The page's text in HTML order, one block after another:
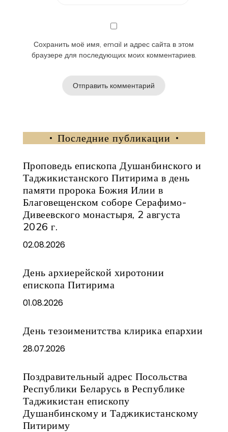
Сохранить моё имя, email и адрес сайта в этом
браузере для последующих моих комментариев.
Последние публикации
Проповедь епископа Душанбинского и
Таджикистанского Питирима в день
памяти пророка Божия Илии в
Благовещенском соборе Серафимо-
Дивеевского монастыря, 2 августа
2026 г.
02.08.2026
День архиерейской хиротонии
епископа Питирима
01.08.2026
День тезоименитства клирика епархии
28.07.2026
Поздравительный адрес Посольства
Республики Беларусь в Республике
Таджикистан епископу
Душанбинскому и Таджикистанскому
Питириму